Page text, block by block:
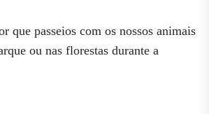
que passeios com os nossos animais
ou nas florestas durante a